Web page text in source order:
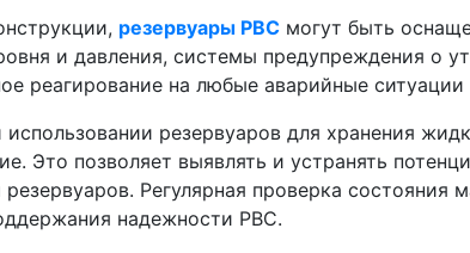
резервуары РВС могут быть
и давления, системы предупреждения о
реагирование на любые аварийные
резервуаров для хранения
Это позволяет выявлять и устранять
Регулярная проверка состояния
надежности РВС.